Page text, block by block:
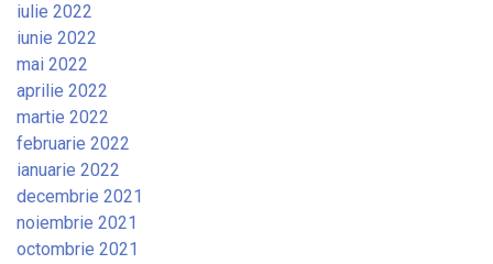
iulie 2022
iunie 2022
mai 2022
aprilie 2022
martie 2022
februarie 2022
ianuarie 2022
decembrie 2021
noiembrie 2021
octombrie 2021